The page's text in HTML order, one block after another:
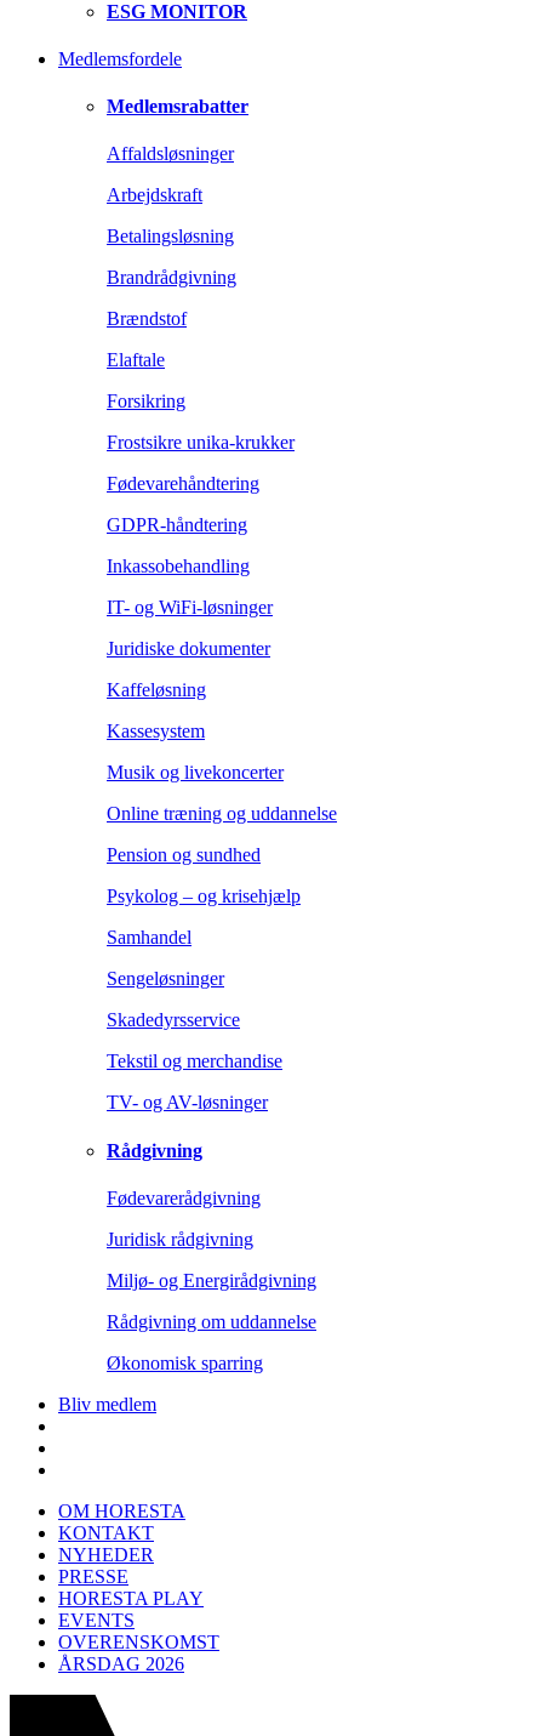
ESG MONITOR
Medlemsfordele
Medlemsrabatter
Affaldsløsninger
Arbejdskraft
Betalingsløsning
Brandrådgivning
Brændstof
Elaftale
Forsikring
Frostsikre unika-krukker
Fødevarehåndtering
GDPR-håndtering
Inkassobehandling
IT- og WiFi-løsninger
Juridiske dokumenter
Kaffeløsning
Kassesystem
Musik og livekoncerter
Online træning og uddannelse
Pension og sundhed
Psykolog – og krisehjælp
Samhandel
Sengeløsninger
Skadedyrsservice
Tekstil og merchandise
TV- og AV-løsninger
Rådgivning
Fødevarerådgivning
Juridisk rådgivning
Miljø- og Energirådgivning
Rådgivning om uddannelse
Økonomisk sparring
Bliv medlem
OM HORESTA
KONTAKT
NYHEDER
PRESSE
HORESTA PLAY
EVENTS
OVERENSKOMST
ÅRSDAG 2026